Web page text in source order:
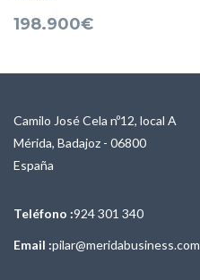
198.900€
Camilo José Cela nº12, local A
Mérida, Badajoz - 06800
España
Teléfono :924 301 340
Email :pilar@meridabusiness.com